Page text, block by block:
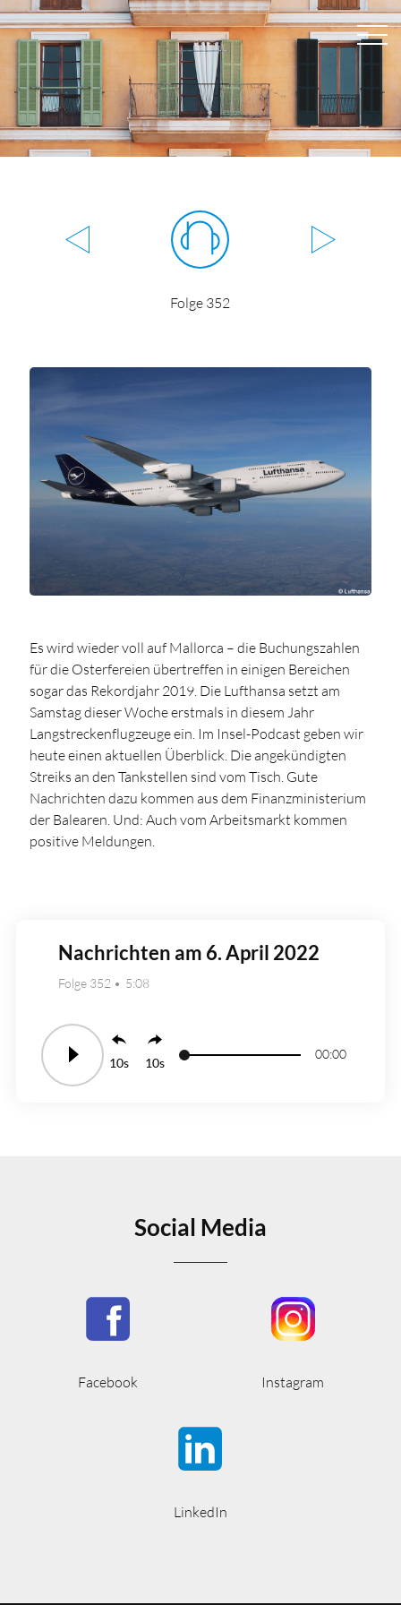
Folge 352
Es wird wieder voll auf Mallorca – die Buchungszahlen
für die Osterfereien übertreffen in einigen Bereichen
sogar das Rekordjahr 2019. Die Lufthansa setzt am
Samstag dieser Woche erstmals in diesem Jahr
Langstreckenflugzeuge ein. Im Insel-Podcast geben wir
heute einen aktuellen Überblick. Die angekündigten
Streiks an den Tankstellen sind vom Tisch. Gute
Nachrichten dazu kommen aus dem Finanzministerium
der Balearen. Und: Auch vom Arbeitsmarkt kommen
positive Meldungen.
Nachrichten am 6. April 2022
Folge 352 5:08
10 10
00:00
Social Media
Facebook Instagram
LinkedIn